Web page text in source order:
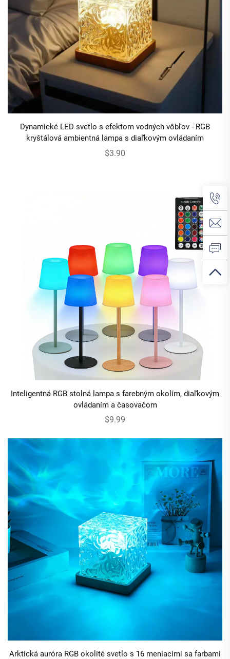
Dynamické LED svetlo s efektom vodných vôbľov - RGB
kryštálová ambientná lampa s diaľkovým ovládaním
$3.90
Inteligentná RGB stolná lampa s farebným okolím, diaľkovým
ovládaním a časovačom
$9.99
Arktická auróra RGB okolité svetlo s 16 meniacimi sa farbami